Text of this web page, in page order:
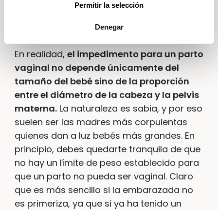
Permitir la selección
Denegar
En realidad, el impedimento para un parto
vaginal no depende únicamente del
tamaño del bebé sino de la proporción
entre el diámetro de la cabeza y la pelvis
materna. La naturaleza es sabia, y por eso
suelen ser las madres más corpulentas
quienes dan a luz bebés más grandes. En
principio, debes quedarte tranquila de que
no hay un límite de peso establecido para
que un parto no pueda ser vaginal. Claro
que es más sencillo si la embarazada no
es primeriza, ya que si ya ha tenido un